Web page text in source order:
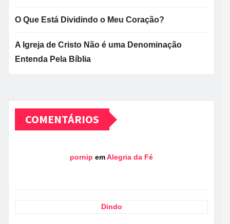
O Que Está Dividindo o Meu Coração?
A Igreja de Cristo Não é uma Denominação
Entenda Pela Bíblia
COMENTÁRIOS
pornip emAlegria da Fé
Dindo